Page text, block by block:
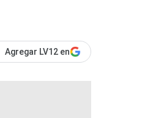
Agregar LV12 en